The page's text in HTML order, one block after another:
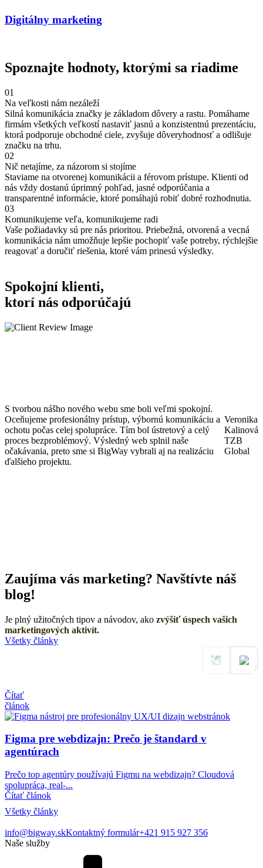
Digitálny marketing
Spoznajte hodnoty, ktorými sa riadime
01
Na veľkosti nám nezáleží
Silná komunikácia značky je základom dôvery a rastu. Pomáhame
firmám všetkých veľkostí nastaviť jasnú a konzistentnú prezentáciu,
ktorá podporuje obchodné ciele, zvyšuje dôveryhodnosť a odlišuje
značku na trhu.
02
Nič netajíme, za názorom si stojíme
Staviame na otvorenej komunikácii a férovom prístupe. Klienti od
nás vždy dostanú úprimný pohľad, jasné odporúčania a
transparentné informácie, ktoré pomáhajú robiť dobré rozhodnutia.
03
Komunikujeme veľa, komunikujeme radi
Vaše požiadavky sú pre nás prioritou. Priebežná, otvorená a vecná
komunikácia nám umožňuje lepšie pochopiť vaše potreby, rýchlejšie
reagovať a doručiť riešenia, ktoré vám prinesú výsledky.
Spokojní klienti,
ktorí nás odporúčajú
S tvorbou nášho nového webu sme boli veľmi spokojní.
Oceňujeme profesionálny prístup, výbornú komunikáciu a
ochotu počas celej spolupráce. Tím bol ústretový a celý
proces bezproblémový. Výsledný web splnil naše
očakávania, preto sme si BigWay vybrali aj na realizáciu
ďalšieho projektu.
Veronika
Kalinová
TZB
Global
Zaujíma vás marketing? Navštívte náš
blog!
Je plný užitočných tipov a návodov, ako zvýšiť úspech vašich
marketingových aktivít.
Všetky články
Čítať
článok
Figma pre webdizajn: Prečo je štandard v
agentúrach
Prečo top agentúry používajú Figmu na webdizajn? Cloudová
spolupráca, real-...
Čítať článok
Všetky články
info@bigway.skKontaktný formulár+421 915 927 356
Naše služby